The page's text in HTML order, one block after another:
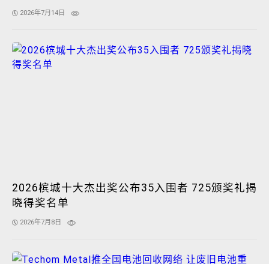
2026年7月14日
2026槟城十大杰出奖公布35入围者 725颁奖礼揭
晓得奖名单
2026年7月8日